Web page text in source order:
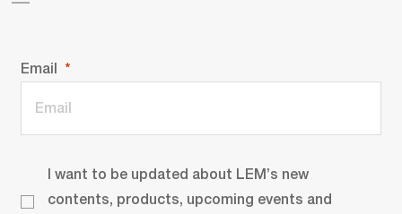
Email
I want to be updated about LEM’s new
contents, products, upcoming events and